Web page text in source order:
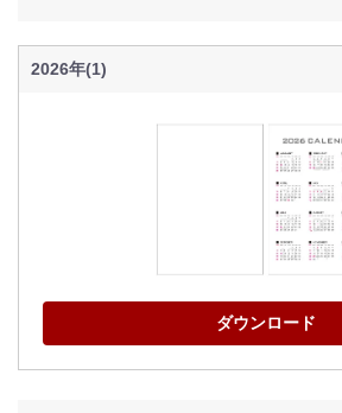
2026年(1)
ダウンロード